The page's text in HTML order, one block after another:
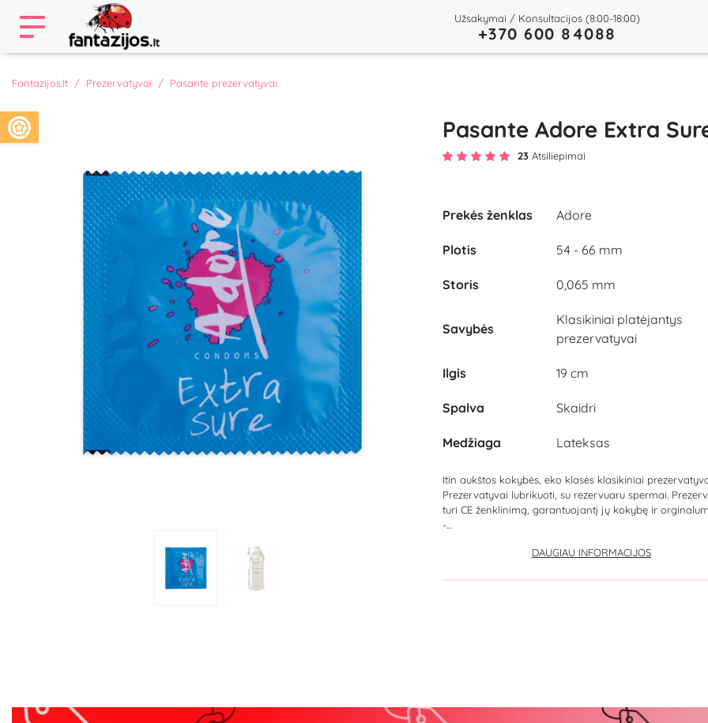
Užsakymai / Konsultacijos (8:00-18:00)
+370 600 84088
Fantazijos.lt Prezervatyvai Pasante prezervatyvai
Pasante Adore Extra
23 Atsiliepimai
Prekės ženklas Adore
Plotis 54 - 66 mm
Storis 0,065 mm
Savybės
Klasikiniai platėjantys
prezervatyvai
Ilgis 19 cm
Spalva Skaidri
Medžiaga Lateksas
Itin aukštos kokybės, eko klasės klasikiniai
Prezervatyvai lubrikuoti, su rezervuaru spermai.
turi CE ženklinimą, garantuojantį jų kokybę ir
-...
DAUGIAU INFORMACIJOS